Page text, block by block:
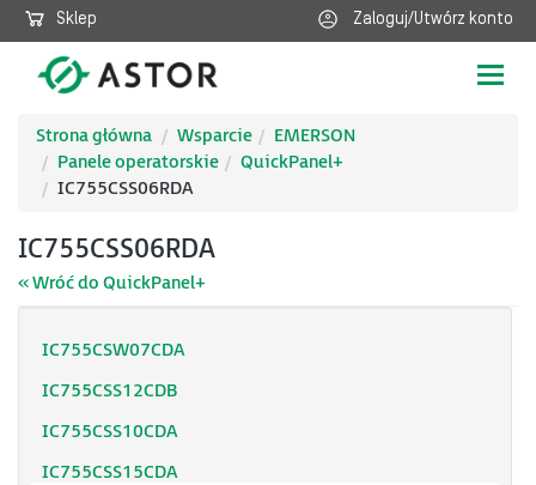
Sklep Zaloguj/Utwórz konto
Strona główna
Wsparcie
EMERSON
Panele operatorskie
QuickPanel+
IC755CSS06RDA
IC755CSS06RDA
« Wróć do QuickPanel+
IC755CSW07CDA
IC755CSS12CDB
IC755CSS10CDA
IC755CSS15CDA